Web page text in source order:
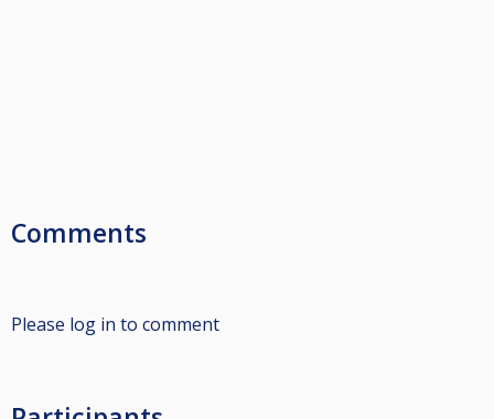
Comments
Please log in to comment